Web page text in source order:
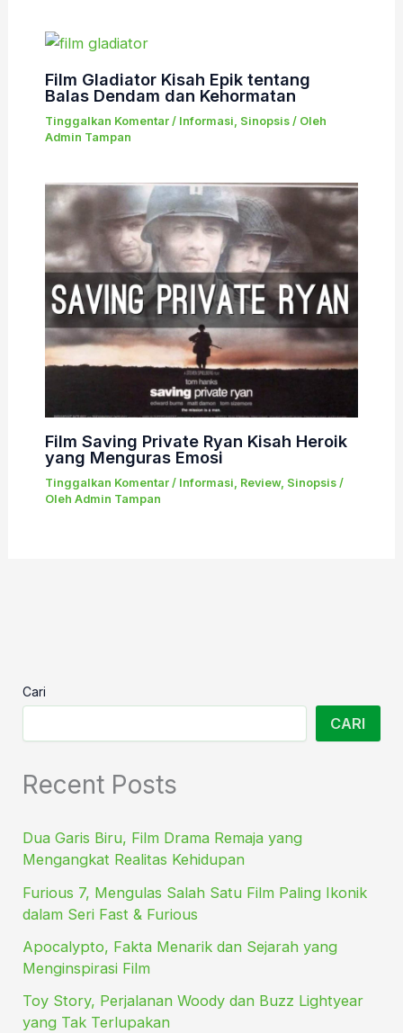
Film Gladiator Kisah Epik tentang
Balas Dendam dan Kehormatan
Tinggalkan Komentar / Informasi Sinopsis/ Oleh
Admin Tampan
Film Saving Private Ryan Kisah Heroik
yang Menguras Emosi
Tinggalkan Komentar / Informasi Review, Sinopsis/
Oleh Admin Tampan
Cari
CARI
Recent Posts
Dua Garis Biru, Film Drama Remaja yang
Mengangkat Realitas Kehidupan
Furious 7, Mengulas Salah Satu Film Paling Ikonik
dalam Seri Fast & Furious
Apocalypto, Fakta Menarik dan Sejarah yang
Menginspirasi Film
Toy Story, Perjalanan Woody dan Buzz Lightyear
yang Tak Terlupakan